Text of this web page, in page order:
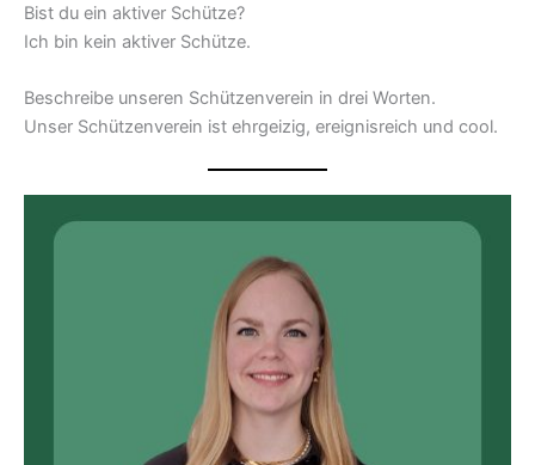
Bist du ein aktiver Schütze?
Ich bin kein aktiver Schütze.
Beschreibe unseren Schützenverein in drei Worten.
Unser Schützenverein ist ehrgeizig, ereignisreich und cool.